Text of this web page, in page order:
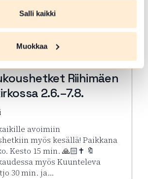
Salli kaikki
Muokkaa
Riihimäen
2.6.–7.8.
avoimiin
myös kesällä! Paikkana
Kesto 15 min. 🙏🏻✝️ 🔖
myös Kuunteleva
30 min. ja…